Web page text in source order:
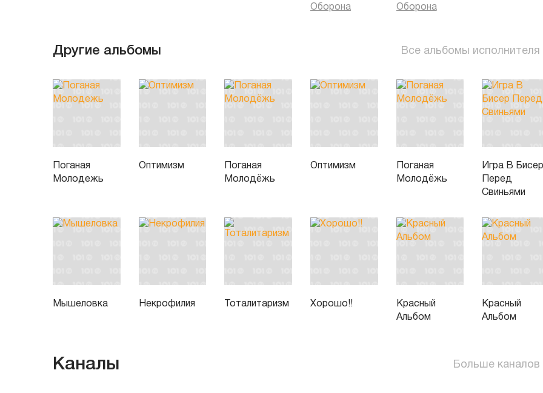
Оборона
Оборона
Другие альбомы Все альбомы исполнителя
Поганая
Молодежь
Оптимизм
Поганая
Молодёжь
Оптимизм
Поганая
Молодёжь
Игра В
Перед
Свиньями
Мышеловка Некрофилия Тоталитаризм Хорошо!!
Красный
Альбом
Красный
Альбом
Каналы Больше каналов